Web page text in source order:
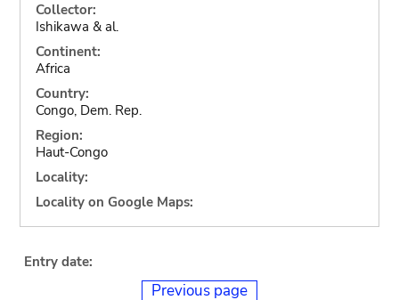
Collector:
Ishikawa & al.
Continent:
Africa
Country:
Congo, Dem. Rep.
Region:
Haut-Congo
Locality:
Locality on Google Maps:
Entry date:
Previous page